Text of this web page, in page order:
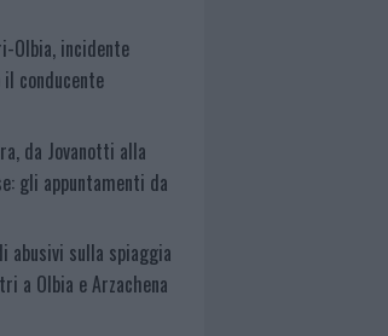
Olbia, incidente
conducente
da Jovanotti alla
gli appuntamenti da
abusivi sulla spiaggia
a Olbia e Arzachena